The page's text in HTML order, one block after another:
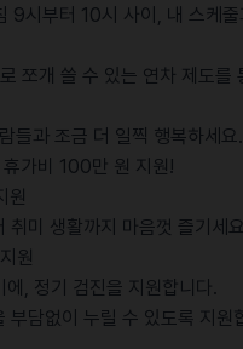
시부터 10시 사이, 내 스케줄
쪼개 쓸 수 있는 연차 제도를
들과 조금 더 일찍 행복하세요.
가비 100만 원 지원!
원
미 생활까지 마음껏 즐기세
원
, 정기 검진을 지원합니다.
담없이 누릴 수 있도록 지원